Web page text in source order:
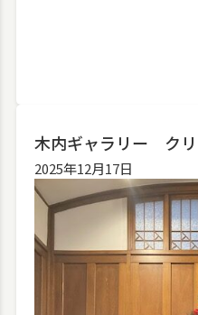
木内ギャラリー クリ
2025年12月17日